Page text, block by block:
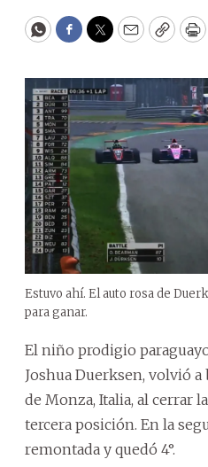
WhatsApp
Facebook
Twitter
EmailCopy
Estuvo ahí. El auto rosa de
para ganar.
El niño prodigio
Joshua Duerksen, volvió
de Monza, Italia, al cerrar
tercera posición. En la
remontada y quedó 4°.